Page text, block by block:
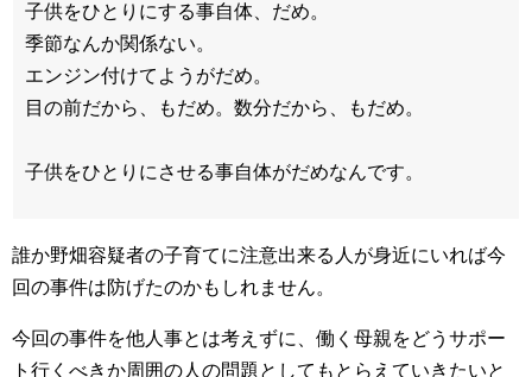
子供をひとりにする事自体、だめ。
季節なんか関係ない。
エンジン付けてようがだめ。
目の前だから、もだめ。数分だから、もだめ。
子供をひとりにさせる事自体がだめなんです。
誰か野畑容疑者の子育てに注意出来る人が身近にいれば今
回の事件は防げたのかもしれません。
今回の事件を他人事とは考えずに、働く母親をどうサポー
ト行くべきか周囲の人の問題としてもとらえていきたいと